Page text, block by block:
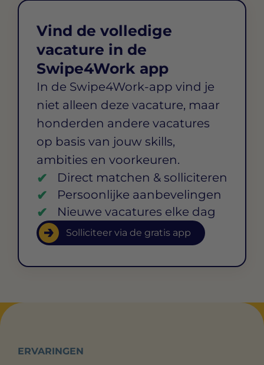
Vind de volledige
vacature in de
Swipe4Work app
In de Swipe4Work-app vind je
niet alleen deze vacature, maar
honderden andere vacatures
op basis van jouw skills,
ambities en voorkeuren.
Direct matchen & solliciteren
Persoonlijke aanbevelingen
Nieuwe vacatures elke dag
Solliciteer via de gratis app
ERVARINGEN